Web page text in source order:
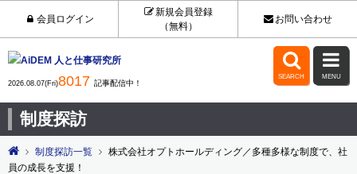
会員ログイン
新規会員登録
（無料）
お問い合わせ
2026.08.07(Fri)8017 記事配信中！

SEARCH

MENU
制度探訪
制度探訪一覧
株式会社オプトホールディング／多種多様な制度で、社
員の成長を支援！